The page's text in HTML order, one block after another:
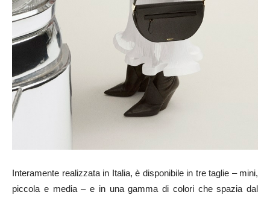
Interamente realizzata in Italia, è disponibile in tre taglie – mini,
piccola e media – e in una gamma di colori che spazia dal